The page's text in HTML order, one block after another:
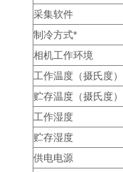
采集软件
制冷方式*
相机工作环境
工作温度（摄氏度）
贮存温度（摄氏度）
工作湿度
贮存湿度
供电电源